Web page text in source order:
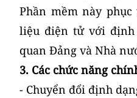
Phần mềm này
liệu điện tử với định
quan Đảng và Nhà
3. Các chức năng
- Chuyển đổi định